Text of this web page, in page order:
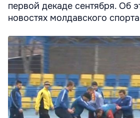
первой декаде сентября. Об
новостях молдавского